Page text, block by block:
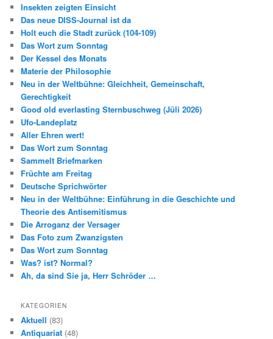
Insekten zeigten Einsicht
Das neue DISS-Journal ist da
Holt euch die Stadt zurück (104-109)
Das Wort zum Sonntag
Der Kessel des Monats
Materie der Philosophie
Neu in der Weltbühne: Gleichheit, Gemeinschaft,
Gerechtigkeit
Good old everlasting Sternbuschweg (Jüli 2026)
Ufo-Landeplatz
Aller Ehren wert!
Das Wort zum Sonntag
Sammelt Briefmarken
Früchte am Freitag
Deutsche Sprichwörter
Neu in der Weltbühne: Einführung in die Geschichte und
Theorie des Antisemitismus
Die Arroganz der Versager
Das Foto zum Zwanzigsten
Das Wort zum Sonntag
Was? ist? Normal?
Ah, da sind Sie ja, Herr Schröder …
KATEGORIEN
Aktuell (83)
Antiquariat (48)